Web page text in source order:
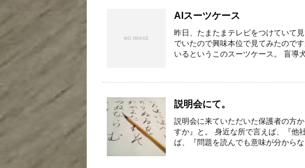
AIスーツケース
昨日、たまたまテレビをつけていて
でいたので興味本位で見てみたので
いるというこのスーツケース。 盲導
説明会にて。
説明会に来ていただいた保護者の方
すか』と。 身近な所で言えば、『他
ば、『問題を読んでも意味が分から